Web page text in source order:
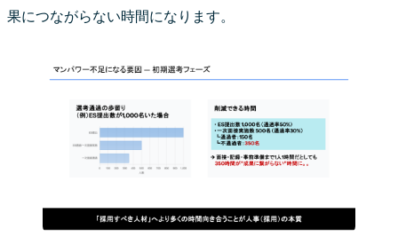
果につながらない時間になります。